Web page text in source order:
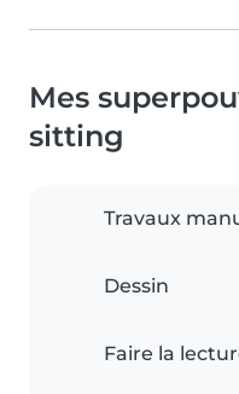
Mes
sitting
Travaux
Dessin
Faire la